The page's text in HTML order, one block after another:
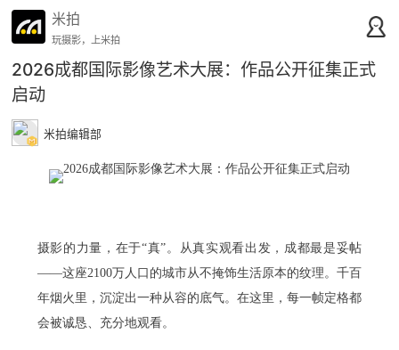
米拍
玩摄影，上米拍
2026成都国际影像艺术大展：作品公开征集正式
启动
米拍编辑部
摄影的力量，在于“真”。从真实观看出发，成都最是妥帖
——这座2100万人口的城市从不掩饰生活原本的纹理。千百
年烟火里，沉淀出一种从容的底气。在这里，每一帧定格都
会被诚恳、充分地观看。